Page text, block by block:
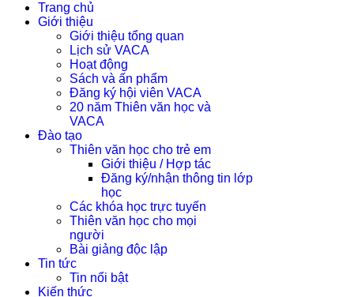
Trang chủ
Giới thiệu
Giới thiệu tổng quan
Lịch sử VACA
Hoạt động
Sách và ấn phẩm
Đăng ký hội viên VACA
20 năm Thiên văn học và
VACA
Đào tạo
Thiên văn học cho trẻ em
Giới thiệu / Hợp tác
Đăng ký/nhận thông tin lớp
học
Các khóa học trực tuyến
Thiên văn học cho mọi
người
Bài giảng độc lập
Tin tức
Tin nổi bật
Kiến thức